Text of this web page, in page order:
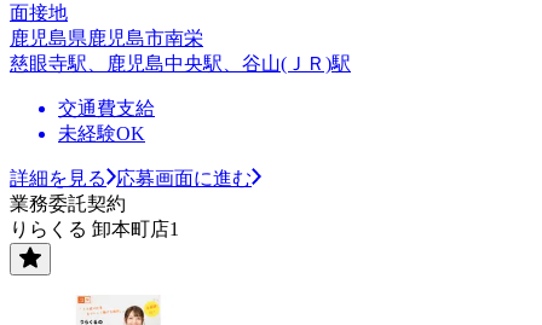
面接地
鹿児島県鹿児島市南栄
慈眼寺駅、鹿児島中央駅、谷山(ＪＲ)駅
交通費支給
未経験OK
詳細を見る
応募画面に進む
業務委託契約
りらくる 卸本町店1